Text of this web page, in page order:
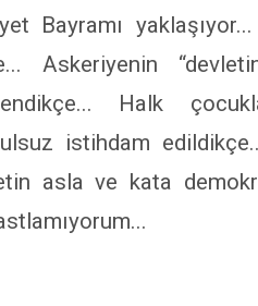
Bayramı
Askeriyenin
Halk
istihdam
asla ve kata